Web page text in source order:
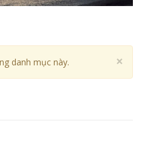
×
danh mục này.